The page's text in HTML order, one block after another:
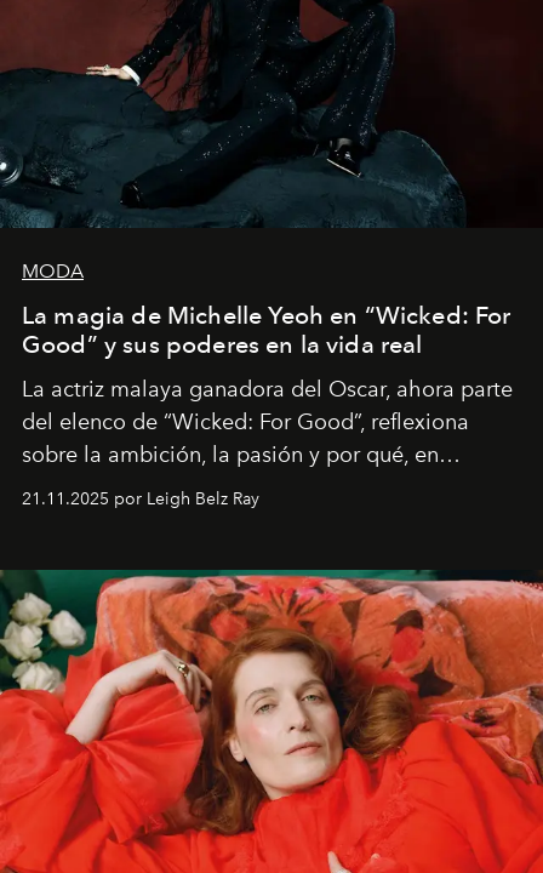
MODA
La magia de Michelle Yeoh en “Wicked: For
Good” y sus poderes en la vida real
La actriz malaya ganadora del Oscar, ahora parte
del elenco de “Wicked: For Good”, reflexiona
sobre la ambición, la pasión y por qué, en
ocasiones, la introspección puede esperar. “Es
importa si no lo entienden’”, confiesa.
21.11.2025 por Leigh Belz Ray